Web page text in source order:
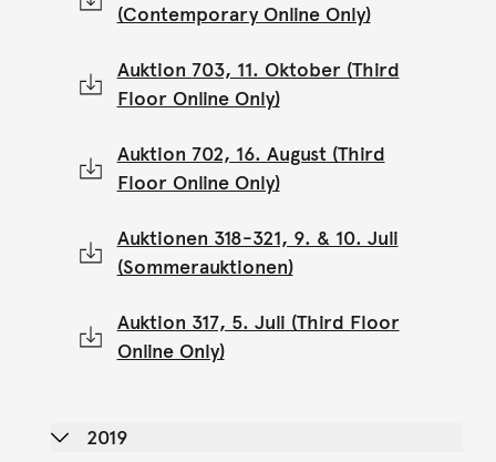
(Contemporary Online Only)
Auktion 703, 11. Oktober (Third
Floor Online Only)
Auktion 702, 16. August (Third
Floor Online Only)
Auktionen 318-321, 9. & 10. Juli
(Sommerauktionen)
Auktion 317, 5. Juli (Third Floor
Online Only)
2019